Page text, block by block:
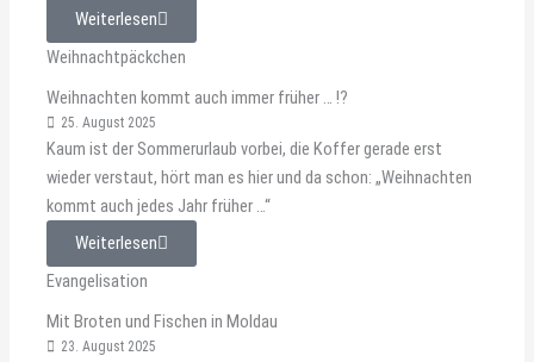
Weiterlesen
Weihnachtpäckchen
Weihnachten kommt auch immer früher … !?
25. August 2025
Kaum ist der Sommerurlaub vorbei, die Koffer gerade erst
wieder verstaut, hört man es hier und da schon: „Weihnachten
kommt auch jedes Jahr früher …“
Weiterlesen
Evangelisation
Mit Broten und Fischen in Moldau
23. August 2025